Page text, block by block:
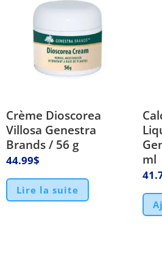
Crème Dioscorea
Villosa Genestra
Brands / 56 g
44.99$
Lire la suite
ml